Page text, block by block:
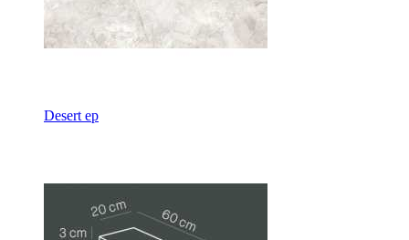
Desert ep